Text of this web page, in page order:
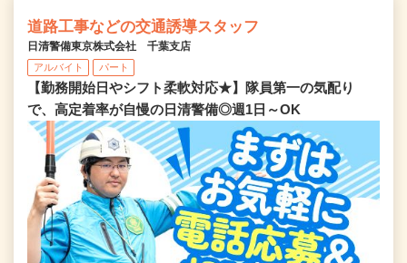
道路工事などの交通誘導スタッフ
日清警備東京株式会社 千葉支店
アルバイト パート
【勤務開始日やシフト柔軟対応★】隊員第一の気配り
で、高定着率が自慢の日清警備◎週1日～OK